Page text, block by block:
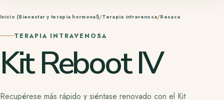
Inicio (Bienestar y terapia hormonal) Terapia intravenosa Resaca
TERAPIA INTRAVENOSA
Kit Reboot IV
Recupérese más rápido y siéntase renovado con el Kit